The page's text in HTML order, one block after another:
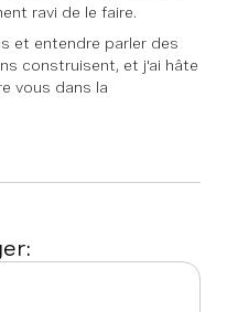
ravi de le faire.
et entendre parler des
construisent, et j'ai hâte
vous dans la